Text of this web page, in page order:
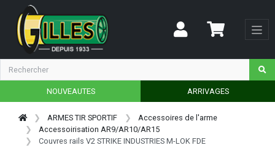
NOUVEAUTES ARRIVAGES
ARMES TIR SPORTIF
Accessoires de l'arme
Accessoirisation AR9/AR10/AR15
Couvres rails V2 STRIKE INDUSTRIES M-LOK FDE